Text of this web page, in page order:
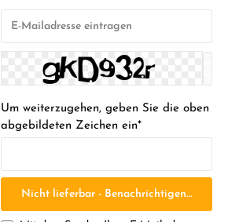
Um weiterzugehen, geben Sie die oben
abgebildeten Zeichen ein*
Nicht lieferbar - Benachrichtigen Sie